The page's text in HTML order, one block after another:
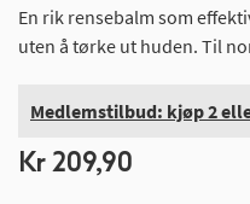
En rik rensebalm som
uten å tørke ut huden. Til
Medlemstilbud: kjøp 2
Kr 209,90